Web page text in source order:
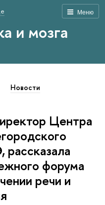
Меню
и мозга
Новости
Центра
форума
речи и